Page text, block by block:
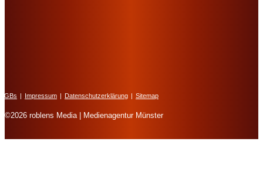
AGBs Impressum Datenschutzerklärung Sitemap
©2026 roblens Media | Medienagentur Münster